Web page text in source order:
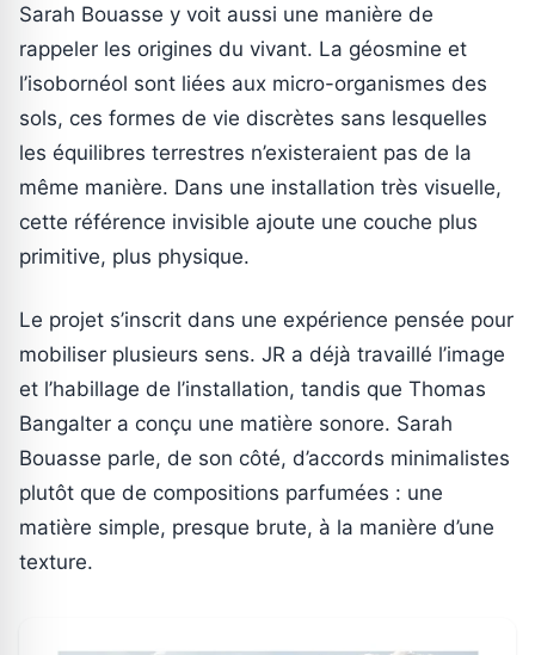
Sarah Bouasse y voit aussi une manière de
rappeler les origines du vivant. La géosmine et
l’isobornéol sont liées aux micro-organismes des
sols, ces formes de vie discrètes sans lesquelles
les équilibres terrestres n’existeraient pas de la
même manière. Dans une installation très visuelle,
cette référence invisible ajoute une couche plus
primitive, plus physique.
Le projet s’inscrit dans une expérience pensée pour
mobiliser plusieurs sens. JR a déjà travaillé l’image
et l’habillage de l’installation, tandis que Thomas
Bangalter a conçu une matière sonore. Sarah
Bouasse parle, de son côté, d’accords minimalistes
plutôt que de compositions parfumées : une
matière simple, presque brute, à la manière d’une
texture.